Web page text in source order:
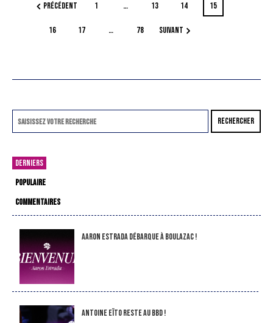
PRÉCÉDENT 1 … 13 14 15
16 17 … 78 SUIVANT
RECHERCHER
DERNIERS
POPULAIRE
COMMENTAIRES
Aaron Estrada débarque à Boulazac !
Antoine Eïto reste au BBD !